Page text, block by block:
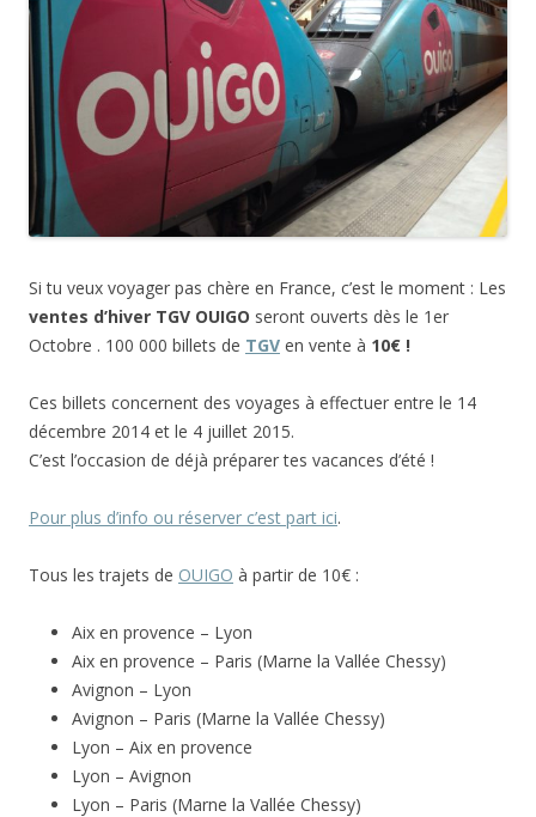
Si tu veux voyager pas chère en France, c’est le moment : Les
ventes d’hiver TGV OUIGO seront ouverts dès le 1er
Octobre . 100 000 billets de TGV en vente à 10€ !
Ces billets concernent des voyages à effectuer entre le 14
décembre 2014 et le 4 juillet 2015.
C’est l’occasion de déjà préparer tes vacances d’été !
Pour plus d’info ou réserver c’est part ici.
Tous les trajets de OUIGO à partir de 10€ :
Aix en provence – Lyon
Aix en provence – Paris (Marne la Vallée Chessy)
Avignon – Lyon
Avignon – Paris (Marne la Vallée Chessy)
Lyon – Aix en provence
Lyon – Avignon
Lyon – Paris (Marne la Vallée Chessy)